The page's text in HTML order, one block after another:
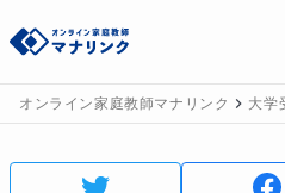
オンライン家庭教師マナリンク 大学